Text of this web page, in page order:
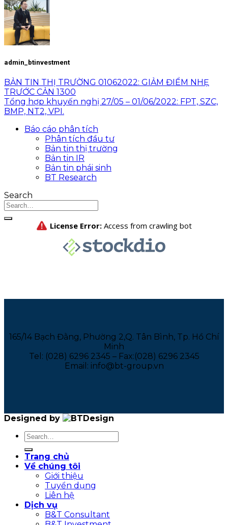
admin_btinvestment
BẢN TIN THỊ TRƯỜNG 01062022: GIẢM ĐIỂM NHẸ
TRƯỚC CẢN 1300
Tổng hợp khuyến nghị 27/05 – 01/06/2022: FPT, SZC,
BMP, NT2, VPI.
Báo cáo phân tích
Phân tích đầu tư
Bản tin thị trường
Bản tin IR
Bản tin phái sinh
BT Research
Search
165/14 Bạch Đằng, Phường 2,Q. Tân Bình, Tp. Hồ Chí
Minh
Tel: (028) 6296 2345 – Fax:(028) 6296 2345
Email: info@bt-group.vn
Designed by
Trang chủ
Về chúng tôi
Giới thiệu
Tuyển dụng
Liên hệ
Dịch vụ
B&T Consultant